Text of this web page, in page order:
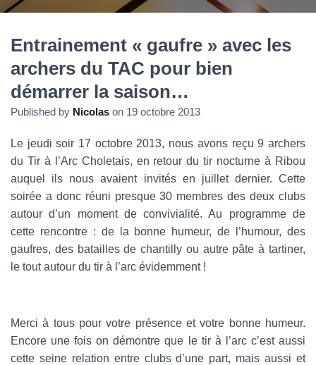
Entrainement « gaufre » avec les
archers du TAC pour bien
démarrer la saison…
Published by Nicolas on 19 octobre 2013
Le jeudi soir 17 octobre 2013, nous avons reçu 9 archers
du Tir à l’Arc Choletais, en retour du tir nocturne à Ribou
auquel ils nous avaient invités en juillet dernier. Cette
soirée a donc réuni presque 30 membres des deux clubs
autour d’un moment de convivialité. Au programme de
cette rencontre : de la bonne humeur, de l’humour, des
gaufres, des batailles de chantilly ou autre pâte à tartiner,
le tout autour du tir à l’arc évidemment !
Merci à tous pour votre présence et votre bonne humeur.
Encore une fois on démontre que le tir à l’arc c’est aussi
cette seine relation entre clubs d’une part, mais aussi et